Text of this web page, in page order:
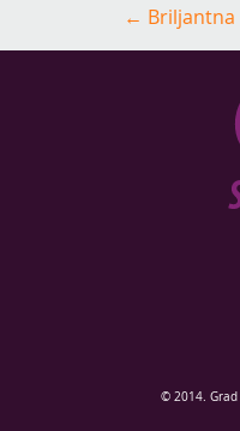
Post
navigation
←
© 2014. Grad